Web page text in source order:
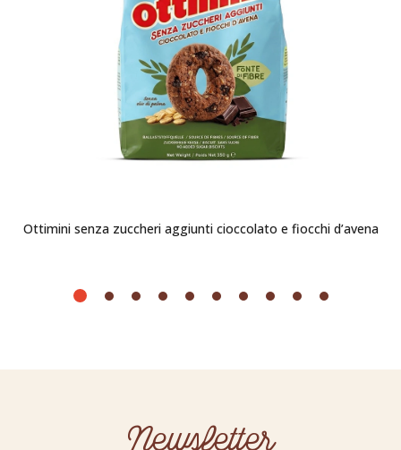
Ottimini senza zuccheri aggiunti cioccolato e fiocchi d’avena